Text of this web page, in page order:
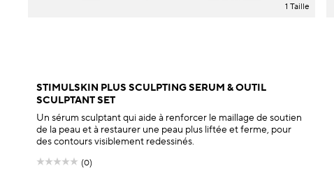
1 Taille
STIMULSKIN PLUS SCULPTING SERUM & OUTIL
SCULPTANT SET
Un sérum sculptant qui aide à renforcer le maillage de soutien
de la peau et à restaurer une peau plus liftée et ferme, pour
des contours visiblement redessinés.
(0)